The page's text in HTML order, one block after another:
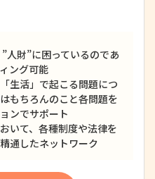
人財”に困っているのであ
ング可能
生活」で起こる問題につ
もちろんのこと各問題を
ンでサポート
いて、各種制度や法律を
通したネットワーク